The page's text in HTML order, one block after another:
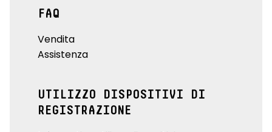
FAQ
Vendita
Assistenza
UTILIZZO DISPOSITIVI DI
REGISTRAZIONE